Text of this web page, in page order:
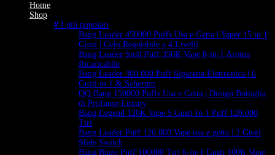
Home
Shop
# I più popolari
Bang Leader 450000 Puffs Usa e Getta | Vaper 15 in 1
Gusti | Gelo Regolabile a 4 Livelli
Bang Leader Stoll Puff 350K Vape 8-in-1 Aroma
Ricaricabile
Bang Leader 300.000 Puff Sigaretta Elettronica | 6
Gusti in 1 & Schermo
QQ Bang 150000 Puffs Usa e Getta | Design Bottiglia
di Profumo Luxury
Bang Legend 120K Vape 5 Gusti In 1 Puff 120.000
Tiri
Bang Leader Puff 120.000 Vape usa e getta | 2 Gusti
Slide Switch
Bang Blaze Puff 100000 Tiri 6-in-1 Gusti 100K Vape